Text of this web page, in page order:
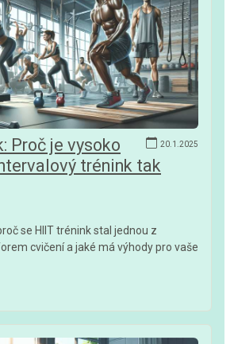
20.1.2025
Proč je vysoko
trénink tak
se HIIT trénink stal jednou z
cvičení a jaké má výhody pro vaše